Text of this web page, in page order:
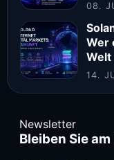
08.
Wer
Welt
14.
Newsletter
Bleiben Sie